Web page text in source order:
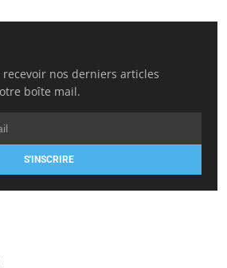
nos derniers articles
boîte mail.
S'INSCRIRE